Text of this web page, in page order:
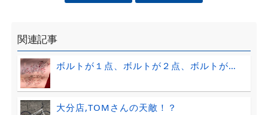
関連記事
ボルトが１点、ボルトが２点、ボルトが…
大分店,TOMさんの天敵！？